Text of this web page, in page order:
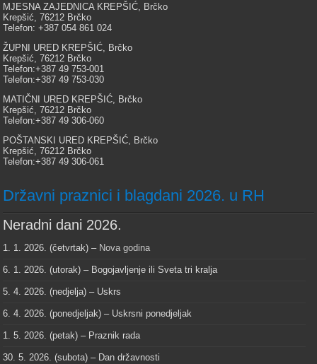
MJESNA ZAJEDNICA KREPŠIĆ, Brčko
Krepšić, 76212 Brčko
Telefon: +387 054 861 024
ŽUPNI URED KREPŠIĆ, Brčko
Krepšić, 76212 Brčko
Telefon:+387 49 753-001
Telefon:+387 49 753-030
MATIČNI URED KREPŠIĆ, Brčko
Krepšić, 76212 Brčko
Telefon:+387 49 306-060
POŠTANSKI URED KREPŠIĆ, Brčko
Krepšić, 76212 Brčko
Telefon:+387 49 306-061
Državni praznici i blagdani 2026. u RH
Neradni dani 2026.
1. 1. 2026. (četvrtak) – Nova godina
6. 1. 2026. (utorak) – Bogojavljenje ili Sveta tri kralja
5. 4. 2026. (nedjelja) – Uskrs
6. 4. 2026. (ponedjeljak) – Uskrsni ponedjeljak
1. 5. 2026. (petak) – Praznik rada
30. 5. 2026. (subota) – Dan državnosti